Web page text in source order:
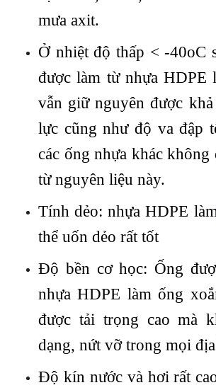
mưa axit.
Ở nhiệt độ thấp < -40oC
được làm từ nhựa HDPE
vẫn giữ nguyên được
lực cũng như độ va đập
các ống nhựa khác không
từ nguyên liệu này.
Tính dẻo: nhựa HDPE
thể uốn dẻo rất tốt
Độ bền cơ học: Ống
nhựa HDPE làm ống
được tải trọng cao mà
dạng, nứt vỡ trong mọi
Độ kín nước và hơi rất